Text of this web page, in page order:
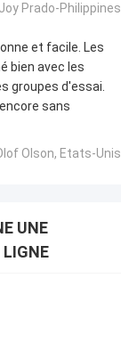
Prado-Philippines
et facile. Les
bien avec les
groupes d'essai.
sans
Olson, Etats-Unis
UNE
LIGNE